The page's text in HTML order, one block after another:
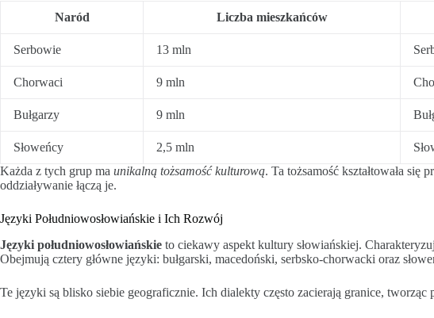
Naród Liczba mieszkańców
Serbowie 13 mln
Chorwaci 9 mln
Bułgarzy 9 mln
Słoweńcy 2,5 mln
Każda z tych grup ma unikalną tożsamość kulturową. Ta tożsamość kształtowała
oddziaływanie łączą je.
Języki Południowosłowiańskie i Ich Rozwój
Języki południowosłowiańskie to ciekawy aspekt kultury słowiańskiej.
Obejmują cztery główne języki: bułgarski, macedoński, serbsko-chorwacki oraz
Te języki są blisko siebie geograficznie. Ich dialekty często zacierają granice, tworząc